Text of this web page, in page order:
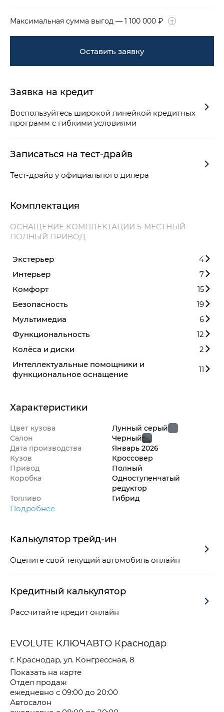
Максимальная сумма выгод — 1 100 000 ₽
Оставить заявку
Заявка на кредит
Воспользуйтесь широкой линейкой кредитных
программ с гибкими условиями
Записаться на тест-драйв
Тест-драйв у официального дилера
Комплектация
ОСНАЩЕНИЕ КОМПЛЕКТАЦИИ 5-МЕСТНЫЙ
ПОЛНЫЙ ПРИВОД
Экстерьер
4
Интерьер
7
Комфорт
15
Безопасность
19
Мультимедиа
6
Функциональность
12
Колёса и диски
2
Интеллектуальные помощники и
функциональное оснащение
11
Характеристики
Цвет кузова
Лунный серый
Салон
Черный
Дата производства
Январь 2026
Кузов
Кроссовер
Привод
Полный
Коробка
Одноступенчатый
редуктор
Топливо
Гибрид
Подробнее
Калькулятор трейд-ин
Оцените свой текущий автомобиль онлайн
Кредитный калькулятор
Рассчитайте кредит онлайн
EVOLUTE КЛЮЧАВТО Краснодар
г. Краснодар, ул. Конгрессная, 8
Показать на карте
Отдел продаж
ежедневно с 09:00 до 20:00
Автосалон